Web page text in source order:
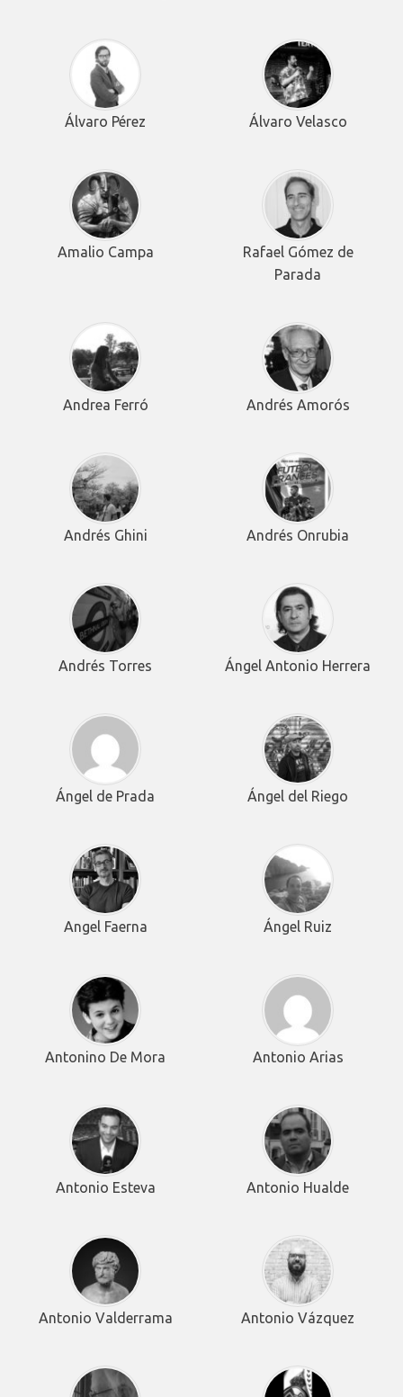
Álvaro Pérez Álvaro Velasco
Amalio Campa
Rafael Gómez de
Parada
Andrea Ferró Andrés Amorós
Andrés Ghini Andrés Onrubia
Andrés Torres Ángel Antonio Herrera
Ángel de Prada Ángel del Riego
Angel Faerna Ángel Ruiz
Antonino De Mora Antonio Arias
Antonio Esteva Antonio Hualde
Antonio Valderrama Antonio Vázquez